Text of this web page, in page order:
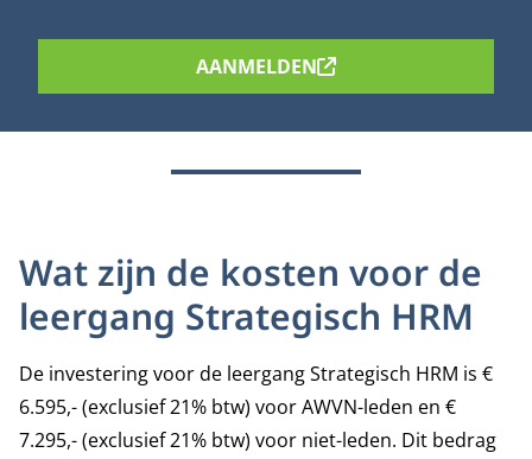
AANMELDEN
Wat zijn de kosten voor de
leergang Strategisch HRM
De investering voor de leergang Strategisch HRM is €
6.595,- (exclusief 21% btw) voor AWVN-leden en €
7.295,- (exclusief 21% btw) voor niet-leden. Dit bedrag